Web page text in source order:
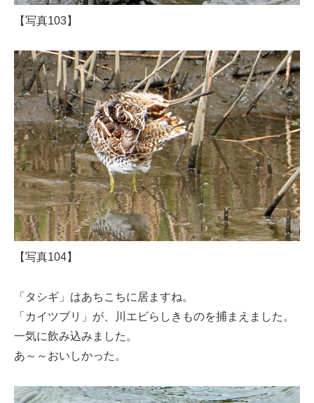
【写真103】
【写真104】
「タシギ」はあちこちに居ますね。
「カイツブリ」が、川エビらしきものを捕まえました。
一気に飲み込みました。
あ～～おいしかった。